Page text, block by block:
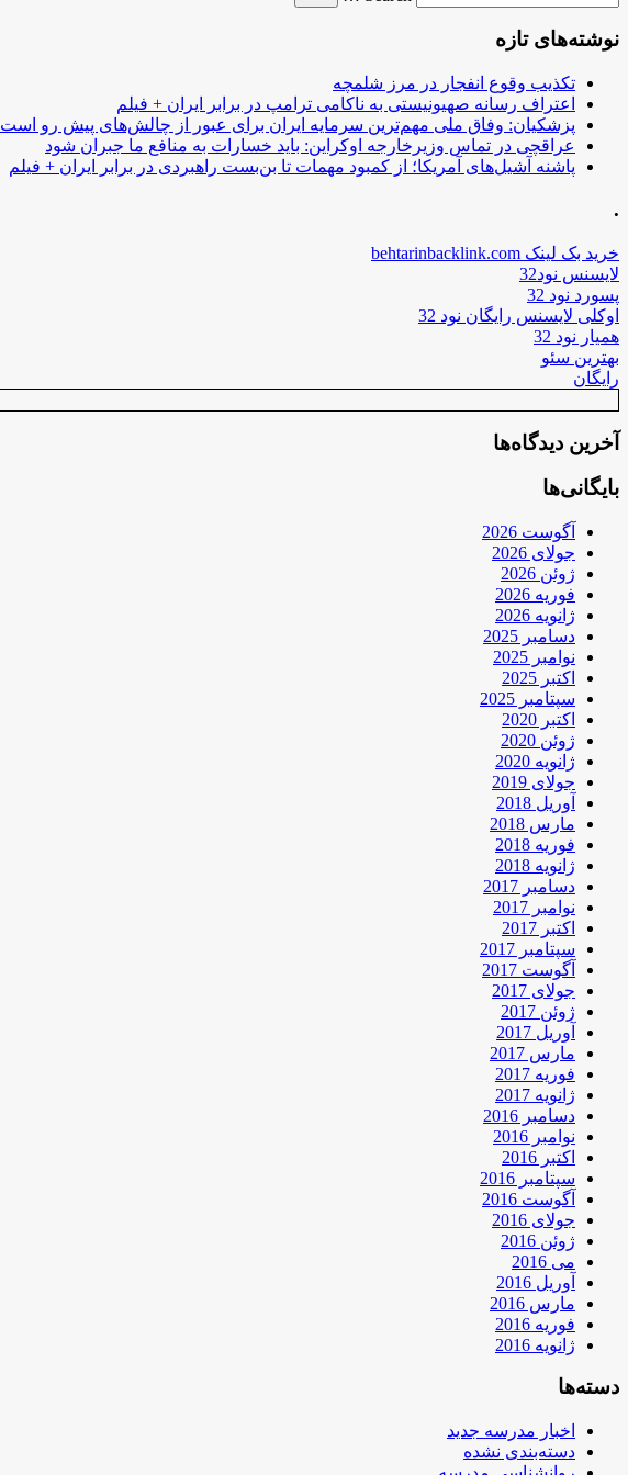
نوشته‌های تازه
تکذیب وقوع انفجار در مرز شلمچه
اعتراف رسانه صهیونیستی به ناکامی ترامپ در برابر ایران + فیلم
پزشکیان: وفاق ملی مهم‌ترین سرمایه ایران برای عبور از چالش‌های پیش رو است
عراقچی در تماس وزیرخارجه اوکراین: باید خسارات به منافع ما جبران شود
پاشنه آشیل‌های آمریکا؛ از کمبود مهمات تا بن‌بست راهبردی در برابر ایران + فیلم
.
خرید بک لینک behtarinbacklink.com
لایسنس نود32
پسورد نود 32
اوکلی لایسنس رایگان نود 32
همیار نود 32
بهترین سئو
رایگان
آخرین دیدگاه‌ها
بایگانی‌ها
آگوست 2026
جولای 2026
ژوئن 2026
فوریه 2026
ژانویه 2026
دسامبر 2025
نوامبر 2025
اکتبر 2025
سپتامبر 2025
اکتبر 2020
ژوئن 2020
ژانویه 2020
جولای 2019
آوریل 2018
مارس 2018
فوریه 2018
ژانویه 2018
دسامبر 2017
نوامبر 2017
اکتبر 2017
سپتامبر 2017
آگوست 2017
جولای 2017
ژوئن 2017
آوریل 2017
مارس 2017
فوریه 2017
ژانویه 2017
دسامبر 2016
نوامبر 2016
اکتبر 2016
سپتامبر 2016
آگوست 2016
جولای 2016
ژوئن 2016
می 2016
آوریل 2016
مارس 2016
فوریه 2016
ژانویه 2016
دسته‌ها
اخبار مدرسه جدید
دسته‌بندی نشده